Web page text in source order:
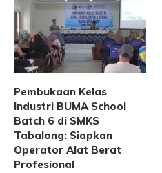
Pembukaan Kelas
Industri BUMA School
Batch 6 di SMKS
Tabalong: Siapkan
Operator Alat Berat
Profesional